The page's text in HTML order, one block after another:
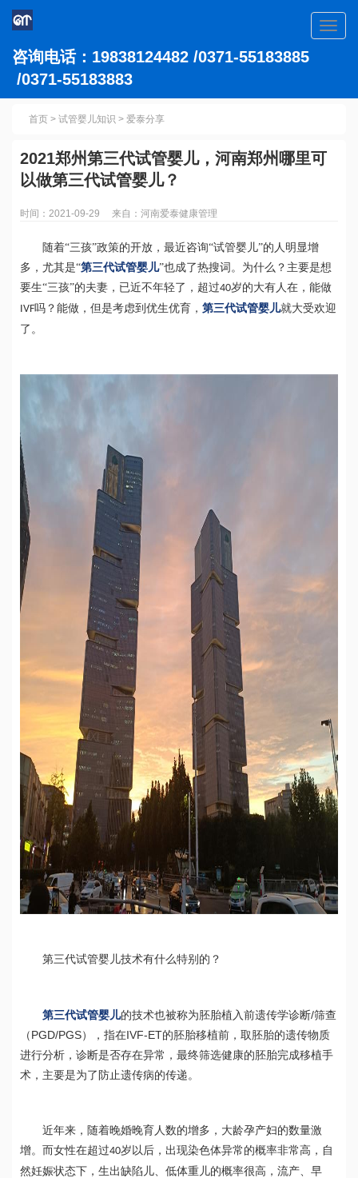
咨询电话：19838124482 /0371-55183885
/0371-55183883
首页 > 试管婴儿知识 > 爱泰分享
2021郑州第三代试管婴儿，河南郑州哪里可
以做第三代试管婴儿？
时间：2021-09-29 来自：河南爱泰健康管理
随着“三孩”政策的开放，最近咨询“试管婴儿”的人明显增
多，尤其是“第三代试管婴儿”也成了热搜词。为什么？主要是想
要生“三孩”的夫妻，已近不年轻了，超过40岁的大有人在，能做
IVF吗？能做，但是考虑到优生优育， 第三代试管婴儿就大受欢迎
了。
第三代试管婴儿技术有什么特别的？
第三代试管婴儿的技术也被称为胚胎植入前遗传学诊断/筛查
（ PGD/PGS），指在IVF-ET的胚胎移植前，取胚胎的遗传物质
进行分析，诊断是否存在异常，最终筛选健康的胚胎完成移植手
术，主要是为了防止遗传病的传递。
近年来，随着晚婚晚育人数的增多，大龄孕产妇的数量激
增。而女性在超过40岁以后，出现染色体异常的概率非常高，自
然妊娠状态下，生出缺陷儿、低体重儿的概率很高，流产、早